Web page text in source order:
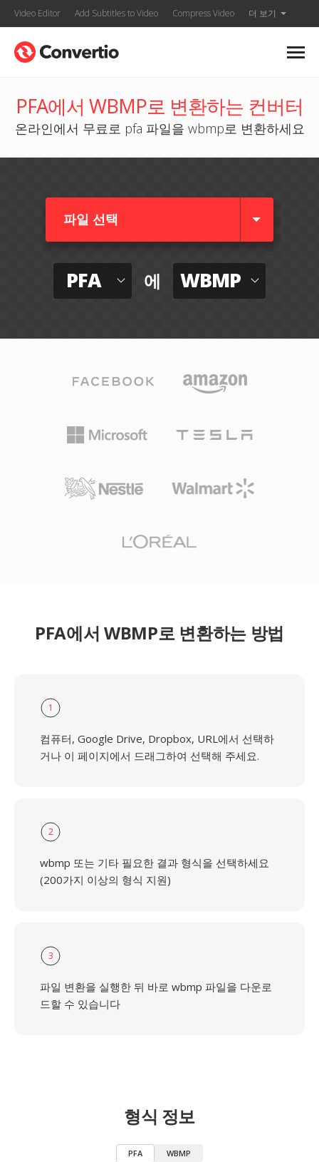
Video Editor Add Subtitles to Video Compress Video 더 보기
PFA에서 WBMP로 변환하는 컨버터
온라인에서 무료로 pfa 파일을 wbmp로 변환하세요
파일 선택
PFA 에 WBMP
PFA에서 WBMP로 변환하는 방법
1
컴퓨터, Google Drive, Dropbox, URL에서 선택하
거나 이 페이지에서 드래그하여 선택해 주세요.
2
wbmp 또는 기타 필요한 결과 형식을 선택하세요
(200가지 이상의 형식 지원)
3
파일 변환을 실행한 뒤 바로 wbmp 파일을 다운로
드할 수 있습니다
형식 정보
PFA WBMP